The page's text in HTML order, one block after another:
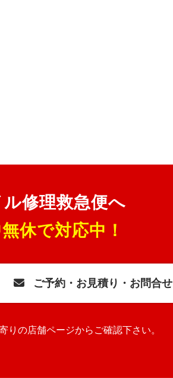
修理救急便へ
休で対応中！
ご予約・お見積り・お問合せ
りの店舗ページからご確認下さい。